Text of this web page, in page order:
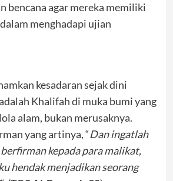
bencana agar mereka memiliki
menghadapi ujian
kesadaran sejak dini
Khalifah di muka bumi yang
alam, bukan merusaknya.
yang artinya, “Dan ingatlah
kepada para malikat,
hendak menjadikan seorang